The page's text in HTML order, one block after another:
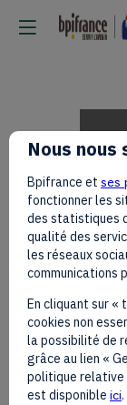
on
Nous nous
Bpifrance et ses
fonctionner les
des statistiques
qualité des
les réseaux
communications
En cliquant sur «
cookies non
la possibilité de
grâce au lien «
politique relative
est disponible ici.